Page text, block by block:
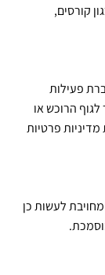
קורסים,
פעילות
הרוכש או
פרטיות
לעשות כן